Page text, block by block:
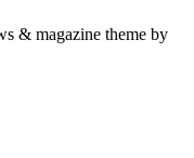
& magazine theme by